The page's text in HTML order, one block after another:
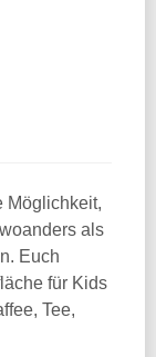
Möglichkeit,
als
Euch
für Kids
Tee,